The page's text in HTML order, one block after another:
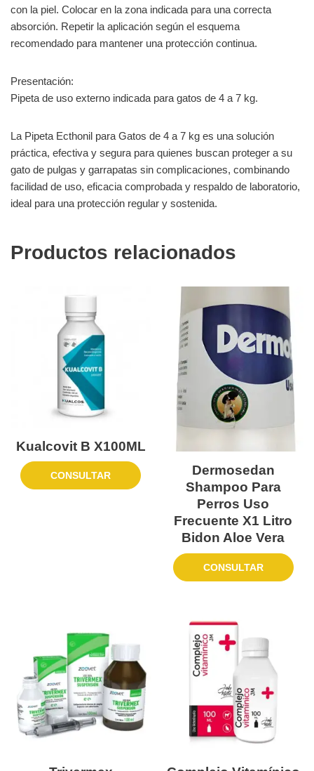
con la piel. Colocar en la zona indicada para una correcta
absorción. Repetir la aplicación según el esquema
recomendado para mantener una protección continua.
Presentación:
Pipeta de uso externo indicada para gatos de 4 a 7 kg.
La Pipeta Ecthonil para Gatos de 4 a 7 kg es una solución
práctica, efectiva y segura para quienes buscan proteger a su
gato de pulgas y garrapatas sin complicaciones, combinando
facilidad de uso, eficacia comprobada y respaldo de laboratorio,
ideal para una protección regular y sostenida.
Productos relacionados
Kualcovit B X100ML
CONSULTAR
Dermosedan
Shampoo Para
Perros Uso
Frecuente X1 Litro
Bidon Aloe Vera
CONSULTAR